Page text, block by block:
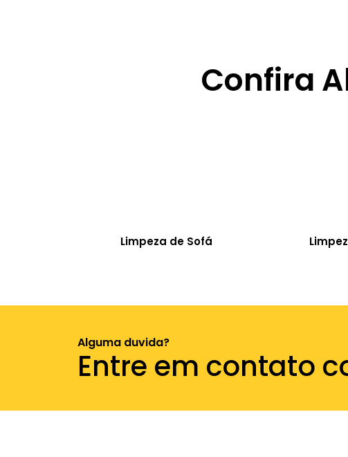
Confira
Limpeza de Sofá
Alguma duvida?
Entre em contato